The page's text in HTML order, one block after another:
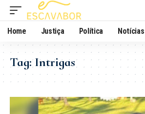
Home Justiça Política Notícias
Tag:Intrigas